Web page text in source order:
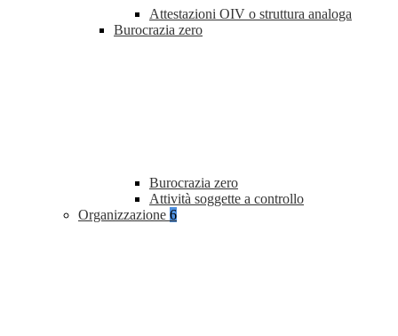
Attestazioni OIV o struttura analoga
Burocrazia zero
Burocrazia zero
Attività soggette a controllo
Organizzazione 6